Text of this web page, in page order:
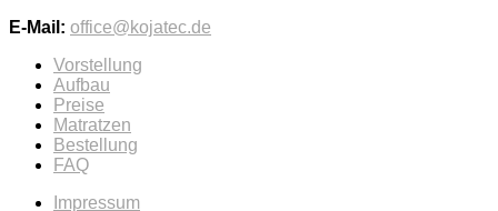
E-Mail: office@kojatec.de
Vorstellung
Aufbau
Preise
Matratzen
Bestellung
FAQ
Impressum